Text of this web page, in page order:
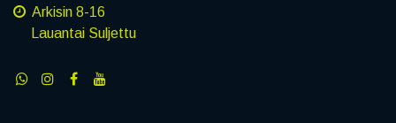
Arkisin 8-16
Lauantai Suljettu